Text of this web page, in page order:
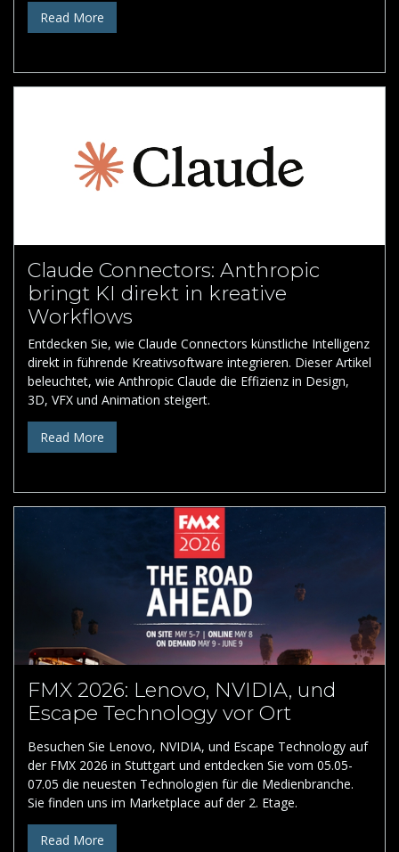
Read More
Claude Connectors: Anthropic
bringt KI direkt in kreative
Workflows
Entdecken Sie, wie Claude Connectors künstliche Intelligenz
direkt in führende Kreativsoftware integrieren. Dieser Artikel
beleuchtet, wie Anthropic Claude die Effizienz in Design,
3D, VFX und Animation steigert.
Read More
FMX 2026: Lenovo, NVIDIA, und
Escape Technology vor Ort
Besuchen Sie Lenovo, NVIDIA, und Escape Technology auf
der FMX 2026 in Stuttgart und entdecken Sie vom 05.05-
07.05 die neuesten Technologien für die Medienbranche.
Sie finden uns im Marketplace auf der 2. Etage.
Read More